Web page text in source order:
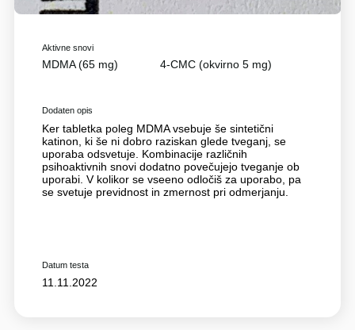
Aktivne snovi
MDMA (65 mg) 4-CMC (okvirno 5 mg)
Dodaten opis
Ker tabletka poleg MDMA vsebuje še sintetični
katinon, ki še ni dobro raziskan glede tveganj, se
uporaba odsvetuje. Kombinacije različnih
psihoaktivnih snovi dodatno povečujejo tveganje ob
uporabi. V kolikor se vseeno odločiš za uporabo, pa
se svetuje previdnost in zmernost pri odmerjanju.
Datum testa
11.11.2022